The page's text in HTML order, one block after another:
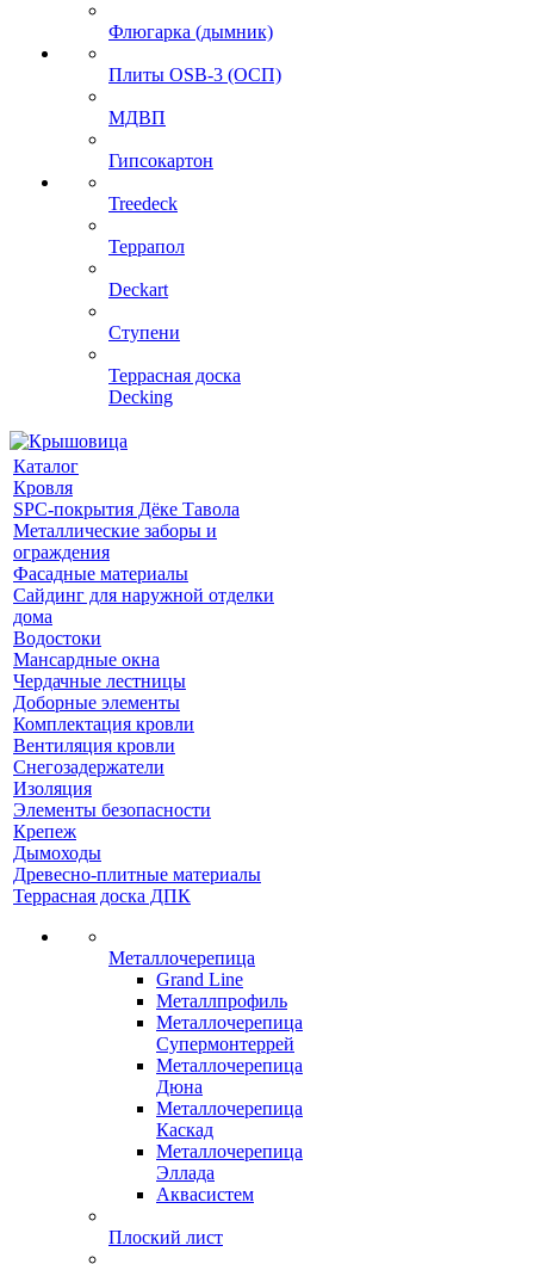
Флюгарка (дымник)
Плиты OSB-3 (ОСП)
МДВП
Гипсокартон
Treedeck
Террапол
Deckart
Ступени
Террасная доска
Decking
Каталог
Кровля
SPC-покрытия Дёке Тавола
Металлические заборы и
ограждения
Фасадные материалы
Сайдинг для наружной отделки
дома
Водостоки
Мансардные окна
Чердачные лестницы
Доборные элементы
Комплектация кровли
Вентиляция кровли
Снегозадержатели
Изоляция
Элементы безопасности
Крепеж
Дымоходы
Древесно-плитные материалы
Террасная доска ДПК
Металлочерепица
Grand Line
Металлпрофиль
Металлочерепица
Супермонтеррей
Металлочерепица
Дюна
Металлочерепица
Каскад
Металлочерепица
Эллада
Аквасистем
Плоский лист